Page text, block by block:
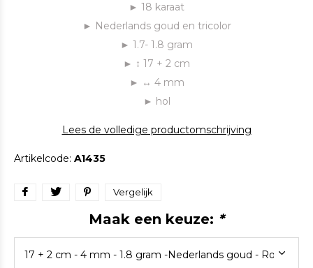
► 18 karaat
► Nederlands goud en tricolor
► 1.7- 1.8 gram
► ↕ 17 + 2 cm
► ↔ 4 mm
► hol
Lees de volledige productomschrijving
Artikelcode: A1435
Vergelijk
Maak een keuze: *